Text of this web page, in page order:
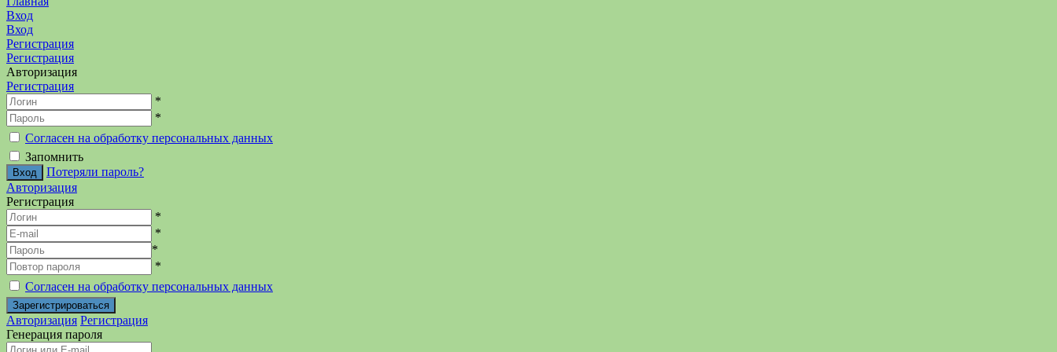
Вход
Вход
Регистрация
Регистрация
Авторизация
Регистрация
*
*
Согласен на обработку персональных данных
Запомнить
Потеряли пароль?
Авторизация
Регистрация
*
*
*
*
Согласен на обработку персональных данных
Авторизация Регистрация
Генерация пароля